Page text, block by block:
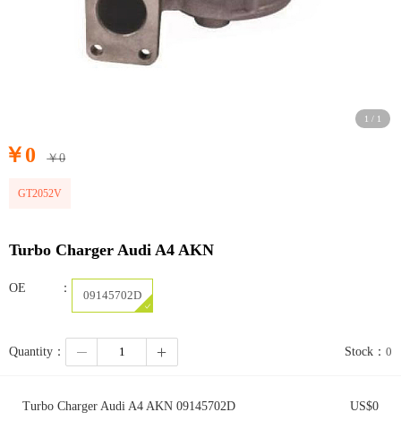
1 / 1
￥0 ￥0
GT2052V
Turbo Charger Audi A4 AKN
OE：
09145702D
Quantity： Stock： 0
Turbo Charger Audi A4 AKN 09145702D US$0